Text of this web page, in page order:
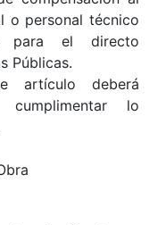
o personal técnico
para el directo
Públicas.
artículo deberá
lo